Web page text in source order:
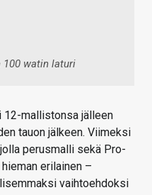
100 watin laturi
12-mallistonsa jälleen
tauon jälkeen. Viimeksi
perusmalli sekä Pro-
erilainen –
vaihtoehdoksi